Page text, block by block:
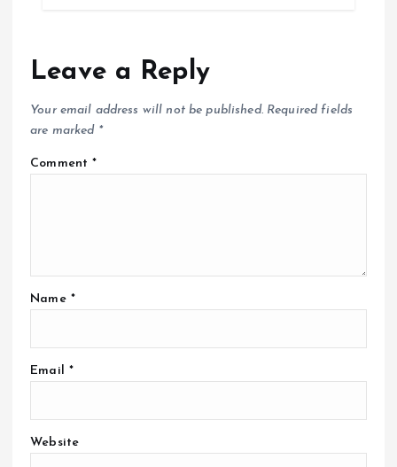
Leave a Reply
Your email address will not be published. Required fields
are marked *
Comment*
Name *
Email *
Website